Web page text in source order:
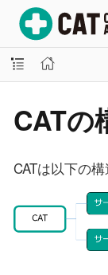
CATの
CATは以下の